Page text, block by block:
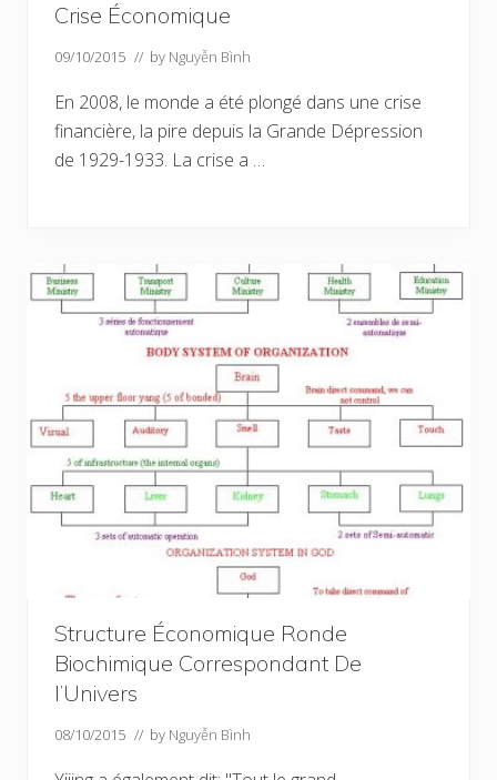
Crise Économique
09/10/2015 // by Nguyễn Bình
En 2008, le monde a été plongé dans une crise
financière, la pire depuis la Grande Dépression
de 1929-1933. La crise a …
Structure Économique Ronde
Biochimique Correspondant De
l’Univers
08/10/2015 // by Nguyễn Bình